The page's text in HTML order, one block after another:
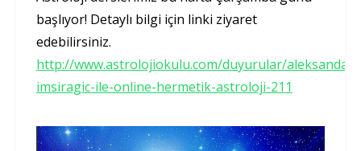
başlıyor! Detaylı bilgi için linki ziyaret
edebilirsiniz.
http://www.astrolojiokulu.com/duyurular/aleksandar-
imsiragic-ile-online-hermetik-astroloji-211